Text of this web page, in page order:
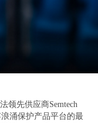
领先供应商Semtech
涌保护产品平台的最